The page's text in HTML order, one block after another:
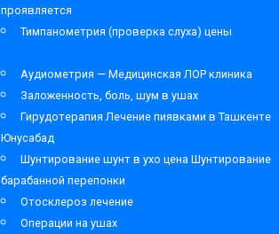
проявляется
Тимпанометрия (проверка слуха) цены
Аудиометрия — Медицинская ЛОР клиника
Заложенность, боль, шум в ушах
Гирудотерапия Лечение пиявками в Ташкенте
Юнусабад
Шунтирование шунт в ухо цена Шунтирование
барабанной перепонки
Отосклероз лечение
Операции на ушах